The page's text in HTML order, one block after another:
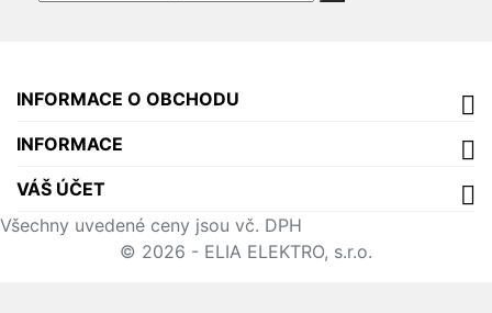
INFORMACE O OBCHODU
INFORMACE
VÁŠ ÚČET
Všechny uvedené ceny jsou vč. DPH
© 2026 - ELIA ELEKTRO, s.r.o.